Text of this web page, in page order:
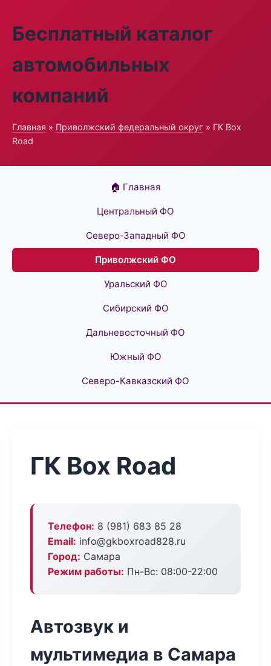
Бесплатный каталог
автомобильных
компаний
Главная » Приволжский федеральный округ » ГК Box
Road
🏠 Главная
Центральный ФО
Северо-Западный ФО
Приволжский ФО
Уральский ФО
Сибирский ФО
Дальневосточный ФО
Южный ФО
Северо-Кавказский ФО
ГК Box Road
Телефон: 8 (981) 683 85 28
Email: info@gkboxroad828.ru
Город: Самара
Режим работы: Пн-Вс: 08:00-22:00
Автозвук и
мультимедиа в Самара